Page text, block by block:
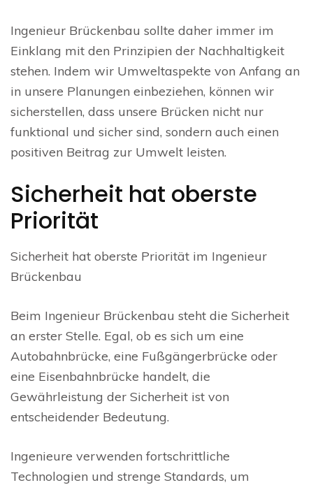
Ingenieur Brückenbau sollte daher immer im
Einklang mit den Prinzipien der Nachhaltigkeit
stehen. Indem wir Umweltaspekte von Anfang an
in unsere Planungen einbeziehen, können wir
sicherstellen, dass unsere Brücken nicht nur
funktional und sicher sind, sondern auch einen
positiven Beitrag zur Umwelt leisten.
Sicherheit hat oberste
Priorität
Sicherheit hat oberste Priorität im Ingenieur
Brückenbau
Beim Ingenieur Brückenbau steht die Sicherheit
an erster Stelle. Egal, ob es sich um eine
Autobahnbrücke, eine Fußgängerbrücke oder
eine Eisenbahnbrücke handelt, die
Gewährleistung der Sicherheit ist von
entscheidender Bedeutung.
Ingenieure verwenden fortschrittliche
Technologien und strenge Standards, um